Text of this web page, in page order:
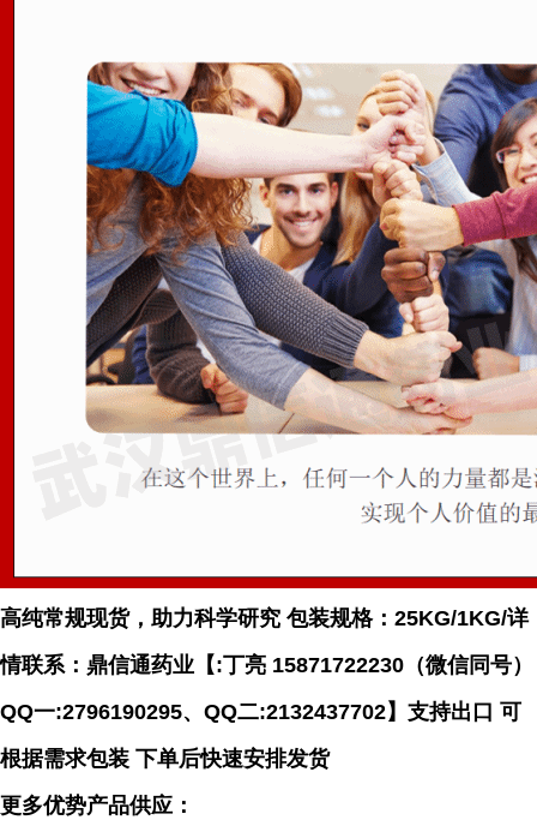
高纯常规现货，助力科学研究 包装规格：25KG/1KG/详
情联系：鼎信通药业【:丁亮 15871722230（微信同号）
QQ一:2796190295、QQ二:2132437702】支持出口 可
根据需求包装 下单后快速安排发货
更多优势产品供应：